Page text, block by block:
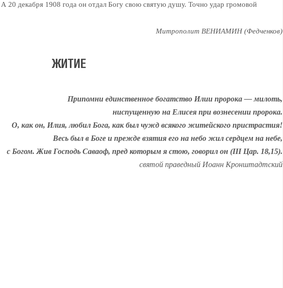
А 20 декабря 1908 года он отдал Богу свою святую душу. Точно удар громовой
Митрополит ВЕНИАМИН (Федченков)
ЖИТИЕ
Припомни единственное богатство Илии пророка — милоть,
ниспущенную на Елисея при вознесении пророка.
О, как он, Илия, любил Бога, как был чужд всякого житейского пристрастия!
Весь был в Боге и прежде взятия его на небо жил сердцем на небе,
с Богом. Жив Господь Саваоф, пред которым я стою, говорил он (III Цар. 18,15).
святой праведный Иоанн Кронштадтский